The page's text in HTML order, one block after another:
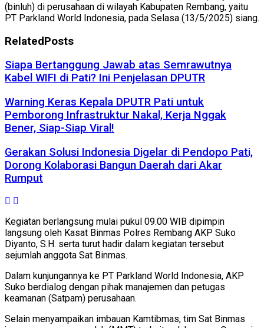
(binluh) di perusahaan di wilayah Kabupaten Rembang, yaitu
PT Parkland World Indonesia, pada Selasa (13/5/2025) siang.
RelatedPosts
Siapa Bertanggung Jawab atas Semrawutnya
Kabel WIFI di Pati? Ini Penjelasan DPUTR
Warning Keras Kepala DPUTR Pati untuk
Pemborong Infrastruktur Nakal, Kerja Nggak
Bener, Siap-Siap Viral!
Gerakan Solusi Indonesia Digelar di Pendopo Pati,
Dorong Kolaborasi Bangun Daerah dari Akar
Rumput
Kegiatan berlangsung mulai pukul 09.00 WIB dipimpin
langsung oleh Kasat Binmas Polres Rembang AKP Suko
Diyanto, S.H. serta turut hadir dalam kegiatan tersebut
sejumlah anggota Sat Binmas.
Dalam kunjungannya ke PT Parkland World Indonesia, AKP
Suko berdialog dengan pihak manajemen dan petugas
keamanan (Satpam) perusahaan.
Selain menyampaikan imbauan Kamtibmas, tim Sat Binmas